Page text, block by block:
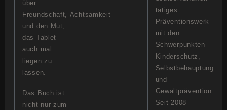
über
Freundschaft, Achtsamkeit
und den Mut,
das Tablet
auch mal
liegen zu
lassen.
Das Buch ist
nicht nur zum
tätiges
Präventionswerk
mit den
Schwerpunkten
Kinderschutz,
Selbstbehauptung
und
Gewaltprävention.
Seit 2008